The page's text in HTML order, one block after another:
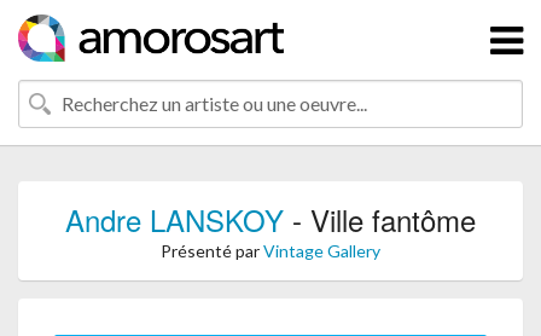
Andre LANSKOY - Ville fantôme
Présenté parVintage Gallery